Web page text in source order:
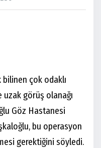
bilinen çok odaklı
uzak görüş olanağı
Göz Hastanesi
bu operasyon
gerektiğini söyledi.